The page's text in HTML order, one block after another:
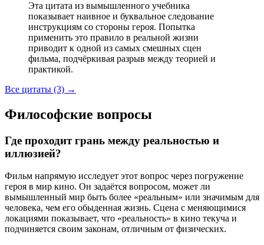
Эта цитата из вымышленного учебника
показывает наивное и буквальное следование
инструкциям со стороны героя. Попытка
применить это правило в реальной жизни
приводит к одной из самых смешных сцен
фильма, подчёркивая разрыв между теорией и
практикой.
Все цитаты (3) →
Философские вопросы
Где проходит грань между реальностью и
иллюзией?
Фильм напрямую исследует этот вопрос через погружение
героя в мир кино. Он задаётся вопросом, может ли
вымышленный мир быть более «реальным» или значимым для
человека, чем его обыденная жизнь. Сцена с меняющимися
локациями показывает, что «реальность» в кино текуча и
подчиняется своим законам, отличным от физических.